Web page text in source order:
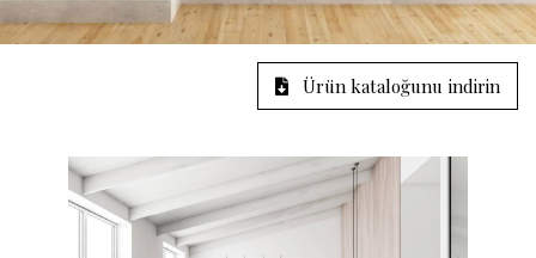
Ürün kataloğunu indirin